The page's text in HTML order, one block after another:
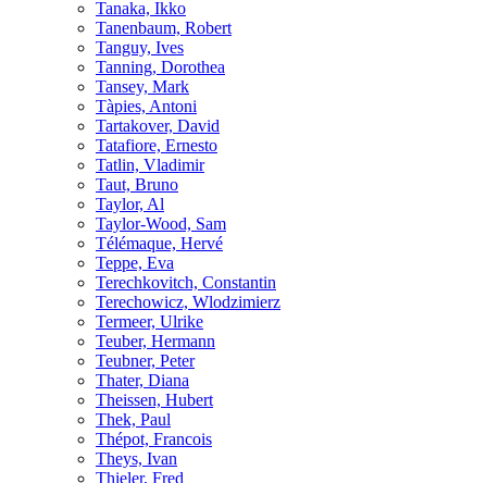
Tanaka, Ikko
Tanenbaum, Robert
Tanguy, Ives
Tanning, Dorothea
Tansey, Mark
Tàpies, Antoni
Tartakover, David
Tatafiore, Ernesto
Tatlin, Vladimir
Taut, Bruno
Taylor, Al
Taylor-Wood, Sam
Télémaque, Hervé
Teppe, Eva
Terechkovitch, Constantin
Terechowicz, Wlodzimierz
Termeer, Ulrike
Teuber, Hermann
Teubner, Peter
Thater, Diana
Theissen, Hubert
Thek, Paul
Thépot, Francois
Theys, Ivan
Thieler, Fred